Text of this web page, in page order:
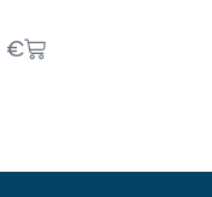
€